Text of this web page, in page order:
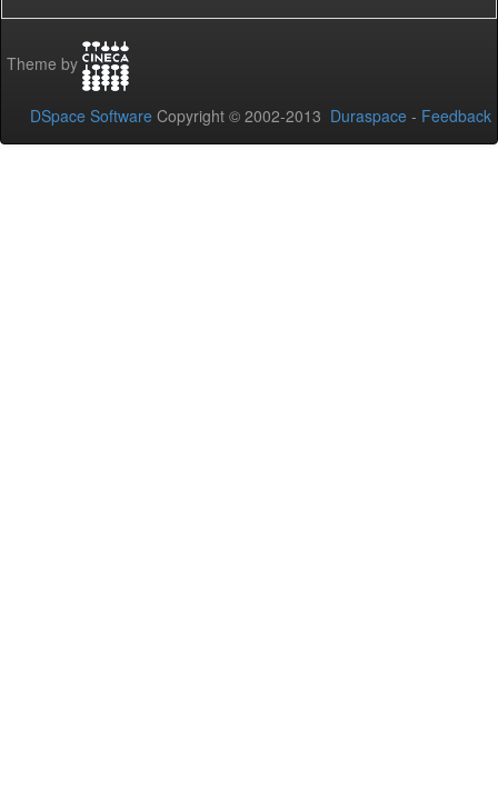
Theme by
DSpace Software Copyright © 2002-2013 Duraspace - Feedback